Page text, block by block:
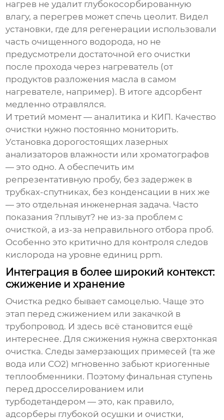
нагрев не удалит глубокосорбированную
влагу, а перегрев может спечь цеолит. Видел
установки, где для регенерации использовали
часть очищенного водорода, но не
предусмотрели достаточной его очистки
после прохода через нагреватель (от
продуктов разложения масла в самом
нагревателе, например). В итоге адсорбент
медленно отравлялся.
И третий момент — аналитика и КИП. Качество
очистки нужно постоянно мониторить.
Установка дорогостоящих лазерных
анализаторов влажности или хроматографов
— это одно. А обеспечить им
репрезентативную пробу, без задержек в
трубках-спутниках, без конденсации в них же
— это отдельная инженерная задача. Часто
показания ?плывут? не из-за проблем с
очисткой, а из-за неправильного отбора проб.
Особенно это критично для контроля следов
кислорода на уровне единиц ppm.
Интеграция в более широкий контекст:
сжижение и хранение
Очистка редко бывает самоцелью. Чаще это
этап перед сжижением или закачкой в
трубопровод. И здесь всё становится ещё
интереснее. Для сжижения нужна сверхтонкая
очистка. Следы замерзающих примесей (та же
вода или CO2) мгновенно забьют криогенные
теплообменники. Поэтому финальная ступень
перед дросселированием или
турбодетандером — это, как правило,
адсорберы глубокой осушки и очистки,